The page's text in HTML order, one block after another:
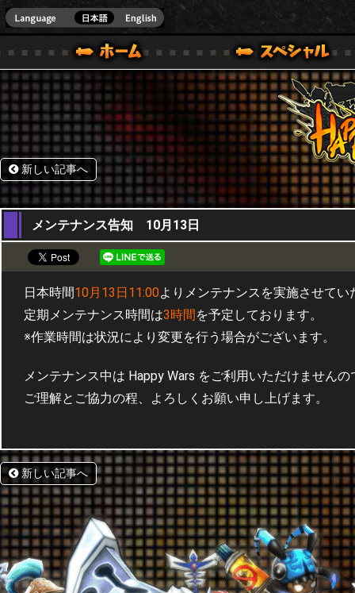
ウォーズ)公式サイト [ STEAM VER.]
新しい記事へ
12,10,2016
メンテナンス告知 10月13日
日本時間10月13日11:00よりメンテナンスを実施させてい
定期メンテナンス時間は3時間を予定しております。
※作業時間は状況により変更を行う場合がございます。
メンテナンス中は Happy Wars をご利用いただけません
ご理解とご協力の程、よろしくお願い申し上げます。
新しい記事へ